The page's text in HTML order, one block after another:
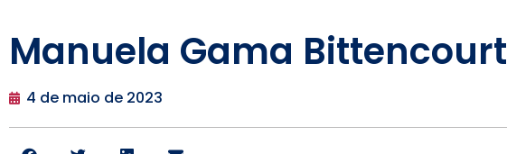
Manuela Gama Bittencourt
4 de maio de 2023